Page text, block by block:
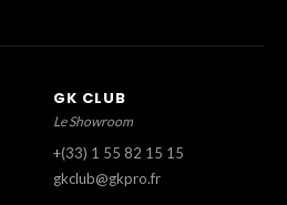
GK CLUB
Le Showroom
+(33) 1 55 82 15 15
gkclub@gkpro.fr